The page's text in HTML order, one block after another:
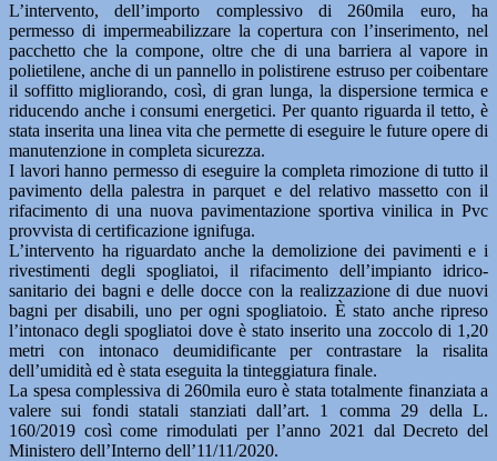
L’intervento, dell’importo complessivo di 260mila euro, ha
permesso di impermeabilizzare la copertura con l’inserimento, nel
pacchetto che la compone, oltre che di una barriera al vapore in
polietilene, anche di un pannello in polistirene estruso per coibentare
il soffitto migliorando, così, di gran lunga, la dispersione termica e
riducendo anche i consumi energetici. Per quanto riguarda il tetto, è
stata inserita una linea vita che permette di eseguire le future opere di
manutenzione in completa sicurezza.
I lavori hanno permesso di eseguire la completa rimozione di tutto il
pavimento della palestra in parquet e del relativo massetto con il
rifacimento di una nuova pavimentazione sportiva vinilica in Pvc
provvista di certificazione ignifuga.
L’intervento ha riguardato anche la demolizione dei pavimenti e i
rivestimenti degli spogliatoi, il rifacimento dell’impianto idrico-
sanitario dei bagni e delle docce con la realizzazione di due nuovi
bagni per disabili, uno per ogni spogliatoio. È stato anche ripreso
l’intonaco degli spogliatoi dove è stato inserito una zoccolo di 1,20
metri con intonaco deumidificante per contrastare la risalita
dell’umidità ed è stata eseguita la tinteggiatura finale.
La spesa complessiva di 260mila euro è stata totalmente finanziata a
valere sui fondi statali stanziati dall’art. 1 comma 29 della L.
160/2019 così come rimodulati per l’anno 2021 dal Decreto del
Ministero dell’Interno dell’11/11/2020.